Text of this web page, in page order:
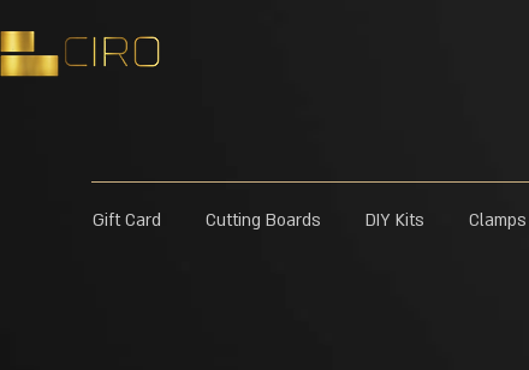
Clamps
DIY Kits
Cutting Boards
Gift Card